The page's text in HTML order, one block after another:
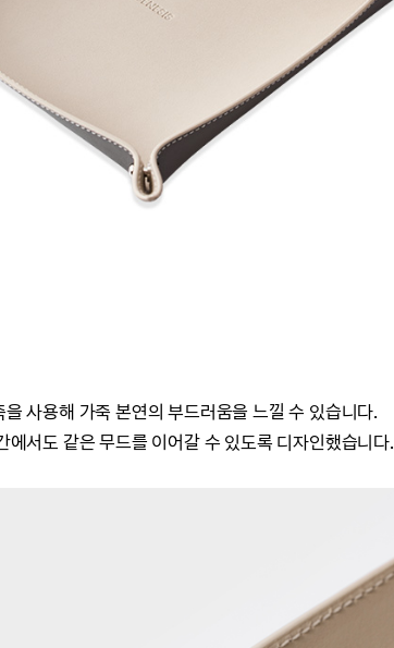
사용해 가죽 본연의 부드러움을 느낄 수 있습니다.
서도 같은 무드를 이어갈 수 있도록 디자인했습니다.